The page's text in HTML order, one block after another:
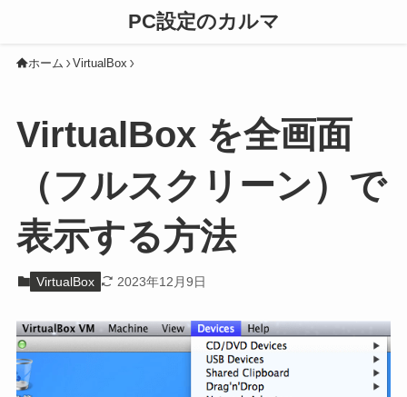
PC設定のカルマ
ホーム VirtualBox
VirtualBox を全画面
（フルスクリーン）で
表示する方法
VirtualBox 2023年12月9日